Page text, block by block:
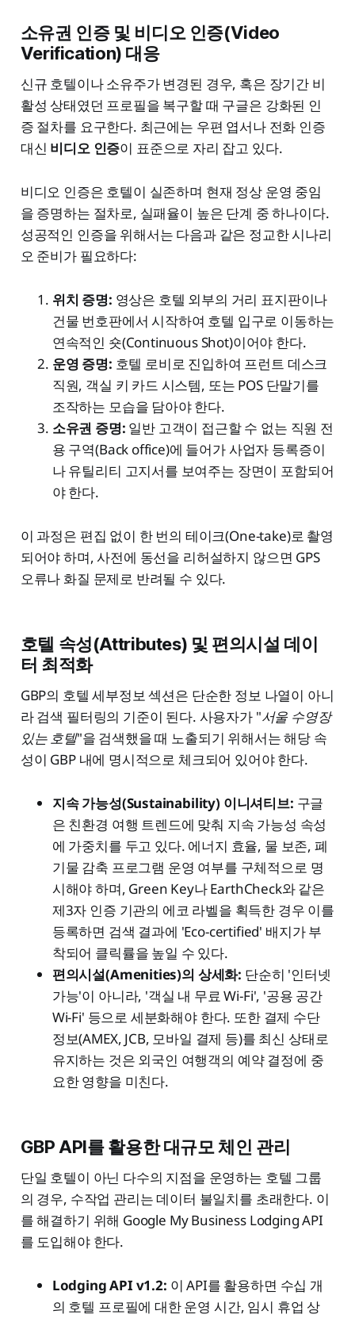
소유권 인증 및 비디오 인증(Video
Verification) 대응
신규 호텔이나 소유주가 변경된 경우, 혹은 장기간 비
활성 상태였던 프로필을 복구할 때 구글은 강화된 인
증 절차를 요구한다. 최근에는 우편 엽서나 전화 인증
대신 비디오 인증이 표준으로 자리 잡고 있다.
비디오 인증은 호텔이 실존하며 현재 정상 운영 중임
을 증명하는 절차로, 실패율이 높은 단계 중 하나이다.
성공적인 인증을 위해서는 다음과 같은 정교한 시나리
오 준비가 필요하다:
위치 증명: 영상은 호텔 외부의 거리 표지판이나
건물 번호판에서 시작하여 호텔 입구로 이동하는
연속적인 숏(Continuous Shot)이어야 한다.
운영 증명: 호텔 로비로 진입하여 프런트 데스크
직원, 객실 키 카드 시스템, 또는 POS 단말기를
조작하는 모습을 담아야 한다.
소유권 증명: 일반 고객이 접근할 수 없는 직원 전
용 구역(Back office)에 들어가 사업자 등록증이
나 유틸리티 고지서를 보여주는 장면이 포함되어
야 한다.
이 과정은 편집 없이 한 번의 테이크(One-take)로 촬영
되어야 하며, 사전에 동선을 리허설하지 않으면 GPS
오류나 화질 문제로 반려될 수 있다.
호텔 속성(Attributes) 및 편의시설 데이
터 최적화
GBP의 호텔 세부정보 섹션은 단순한 정보 나열이 아니
라 검색 필터링의 기준이 된다. 사용자가 "서울 수영장
있는 호텔"을 검색했을 때 노출되기 위해서는 해당 속
성이 GBP 내에 명시적으로 체크되어 있어야 한다.
지속 가능성(Sustainability) 이니셔티브: 구글
은 친환경 여행 트렌드에 맞춰 지속 가능성 속성
에 가중치를 두고 있다. 에너지 효율, 물 보존, 폐
기물 감축 프로그램 운영 여부를 구체적으로 명
시해야 하며, Green Key나 EarthCheck와 같은
제3자 인증 기관의 에코 라벨을 획득한 경우 이를
등록하면 검색 결과에 'Eco-certified' 배지가 부
착되어 클릭률을 높일 수 있다.
편의시설(Amenities)의 상세화: 단순히 '인터넷
가능'이 아니라, '객실 내 무료 Wi-Fi', '공용 공간
Wi-Fi' 등으로 세분화해야 한다. 또한 결제 수단
정보(AMEX, JCB, 모바일 결제 등)를 최신 상태로
유지하는 것은 외국인 여행객의 예약 결정에 중
요한 영향을 미친다.
GBP API를 활용한 대규모 체인 관리
단일 호텔이 아닌 다수의 지점을 운영하는 호텔 그룹
의 경우, 수작업 관리는 데이터 불일치를 초래한다. 이
를 해결하기 위해 Google My Business Lodging API
를 도입해야 한다.
Lodging API v1.2: 이 API를 활용하면 수십 개
의 호텔 프로필에 대한 운영 시간, 임시 휴업 상